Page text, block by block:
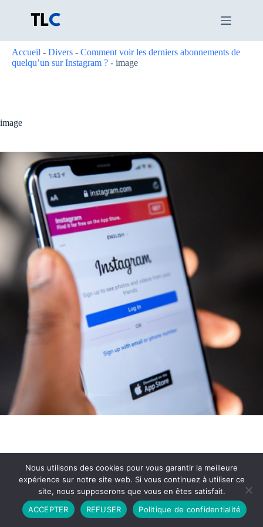
Accueil - Divers - Comment voir les derniers abonnements de
quelqu’un sur Instagram ? - image
image
Partenariat Contact
Politique de Confidentialité
CGU
Copyright © 2026 - Propulsé par DIEUDUDIABLE
Nous utilisons des cookies pour vous garantir la meilleure
expérience sur notre site web. Si vous continuez à utiliser ce
site, nous supposerons que vous en êtes satisfait.
ACCEPTER
REFUSER Politique de confidentialité